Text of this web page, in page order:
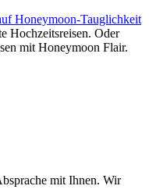
Honeymoon-Tauglichkeit
Hochzeitsreisen. Oder
mit Honeymoon Flair.
mit Ihnen. Wir